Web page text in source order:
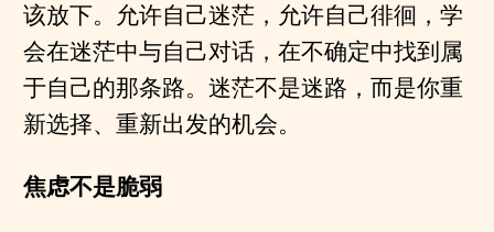
该放下。允许自己迷茫，允许自己徘徊，学
会在迷茫中与自己对话，在不确定中找到属
于自己的那条路。迷茫不是迷路，而是你重
新选择、重新出发的机会。
焦虑不是脆弱